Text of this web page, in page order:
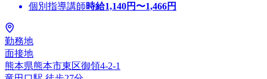
個別指導講師時給1,140円〜1,466円
勤務地
面接地
熊本県熊本市東区御領4-2-1